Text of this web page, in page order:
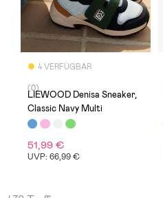
4 VERFÜGBAR
(0)
LIEWOOD Denisa Sneaker,
Classic Navy Multi
51,99 €
UVP: 66,99 €